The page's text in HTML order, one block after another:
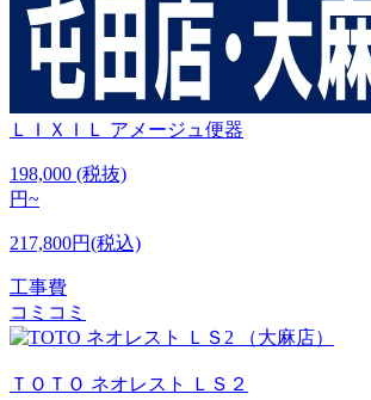
ＬＩＸＩＬ アメージュ便器
198,000 (税抜)
円~
217,800円(税込)
工事費
コミコミ
ＴＯＴＯ ネオレスト ＬＳ２